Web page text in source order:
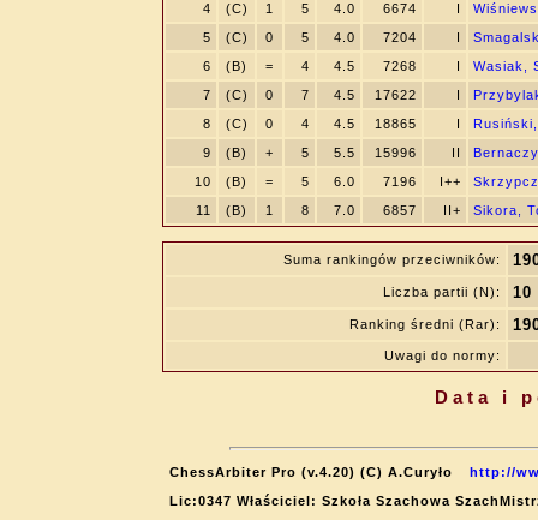
4
(C) 1 5 4.0 6674 I
5
(C) 0 5 4.0 7204 I
6
(B) = 4 4.5 7268 I
Wasiak,
7
(C) 0 7 4.5 17622 I
8
(C) 0 4 4.5 18865 I
9
(B) + 5 5.5 15996 II
10
(B) = 5 6.0 7196 I++
11
(B) 1 8 7.0 6857 II+ Sikora,
Suma rankingów przeciwników:
Liczba partii (N): 10
Ranking średni (Rar):
Uwagi do normy:
Data i
ChessArbiter Pro (v.4.20) (C) A.Curyło
http://
Lic:0347 Właściciel: Szkoła Szachowa